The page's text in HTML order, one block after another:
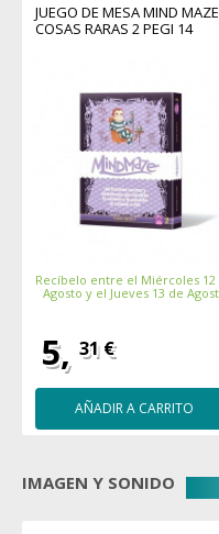
JUEGO DE MESA MIND
COSAS RARAS 2 PEGI 14
Recíbelo entre el Miércoles 12
Agosto y el Jueves 13 de
5, 31 €
AÑADIR A CARRITO
IMAGEN Y SONIDO